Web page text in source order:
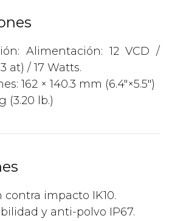
Alimentación: 12 VCD /
at) / 17 Watts.
162 × 140.3 mm (6.4″×5.5″)
(3.20 lb.)
contra impacto IK10.
y anti-polvo IP67.